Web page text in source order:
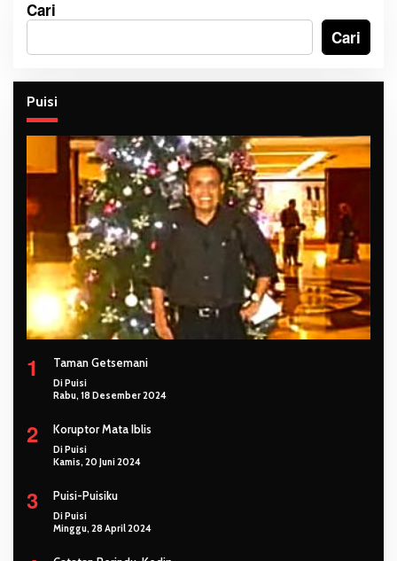
Cari
Cari
Puisi
1 Taman Getsemani
Di Puisi
Rabu, 18 Desember 2024
2 Koruptor Mata Iblis
Di Puisi
Kamis, 20 Juni 2024
3 Puisi-Puisiku
Di Puisi
Minggu, 28 April 2024